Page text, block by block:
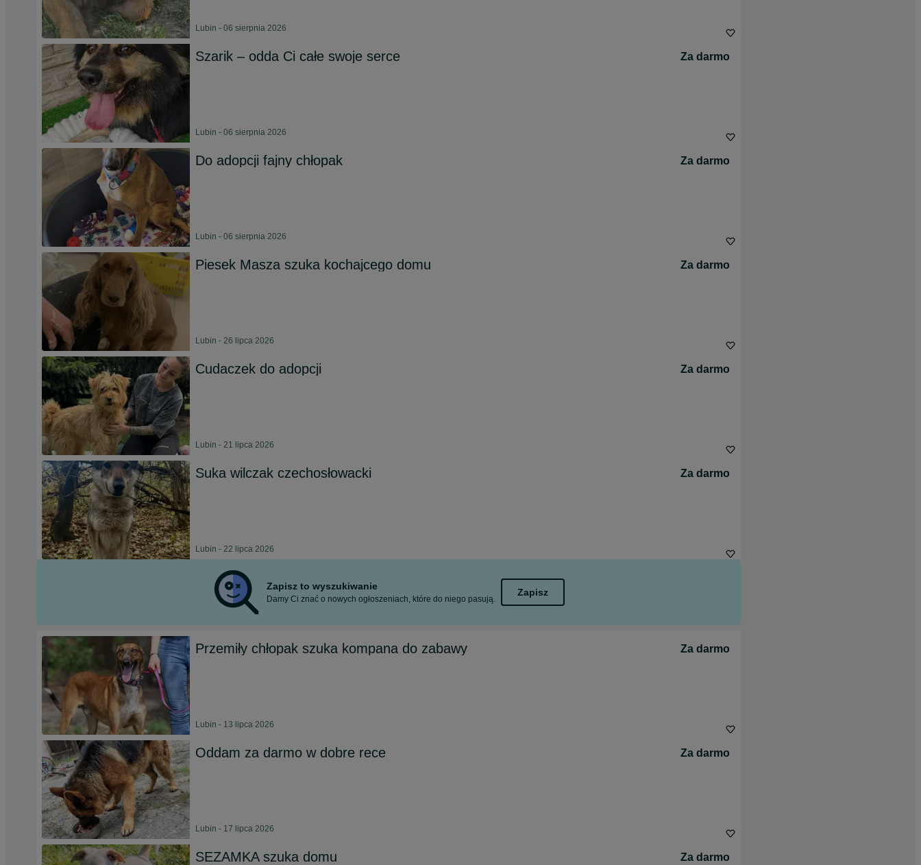
Lubin - 06 sierpnia 2026
Szarik – odda Ci całe swoje serce Za darmo
Lubin - 06 sierpnia 2026
Do adopcji fajny chłopak Za darmo
Lubin - 06 sierpnia 2026
Piesek Masza szuka kochajcego domu Za darmo
Lubin - 26 lipca 2026
Cudaczek do adopcji Za darmo
Lubin - 21 lipca 2026
Suka wilczak czechosłowacki Za darmo
Lubin - 22 lipca 2026
Zapisz to wyszukiwanie
Damy Ci znać o nowych ogłoszeniach, które do niego pasują.
Zapisz
Przemiły chłopak szuka kompana do zabawy Za darmo
Lubin - 13 lipca 2026
Oddam za darmo w dobre rece Za darmo
Lubin - 17 lipca 2026
SEZAMKA szuka domu Za darmo